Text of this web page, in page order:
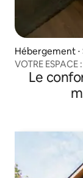
Hébergement ⋅
VOTRE
Le